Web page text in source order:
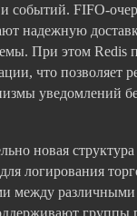
событий. FIFO-
надежную
При этом Redis
что позволяет
уведомлений
новая
логирования
между
группы